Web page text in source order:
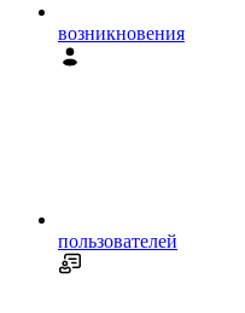
возникновения
пользователей